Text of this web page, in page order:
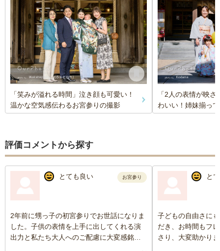
「笑みが溢れる時間」泣き顔も可愛い！
温かな空気感伝わるお宮参りの撮影
「2人の表情が映
わいい！姉妹揃っ
評価コメントから探す
とても良い お宮参り
2年前に甥っ子の初宮参りでお世話になりま
した。子供の表情を上手に出してくれる演
出力と私たち大人へのご配慮に大変感銘を
と
子どもの自由さに
だき、お時間もフ
さり、大変助かり